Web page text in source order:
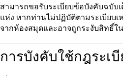
สามารถขอรับระเบียบข้อบังคับฉบับ
แห่ง หากท่านไม่ปฏิบัติตามระเบียบ
จากห้องสมุดและอาจถูกระงับสิทธิ์ใ
การบังคับใช้กฎระเ